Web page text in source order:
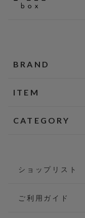
BRAND
ITEM
CATEGORY
ショップリスト
ご利用ガイド